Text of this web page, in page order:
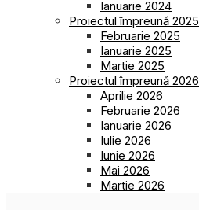
Ianuarie 2024
Proiectul împreună 2025
Februarie 2025
Ianuarie 2025
Martie 2025
Proiectul împreună 2026
Aprilie 2026
Februarie 2026
Ianuarie 2026
Iulie 2026
Iunie 2026
Mai 2026
Martie 2026